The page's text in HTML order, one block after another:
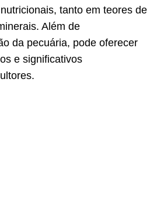
tanto em teores de
Além de
da pecuária, pode oferecer
e significativos